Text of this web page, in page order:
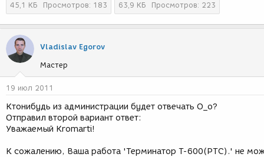
45,1 КБ Просмотров: 183 63,9 КБ Просмотров: 223
Vladislav Egorov
Мастер
19 июл 2011
Ктонибудь из администрации будет отвечать О_о?
Отправил второй вариант ответ:
Уважаемый Kromarti!
К сожалению, Ваша работа 'Терминатор Т-600(РТС).' не